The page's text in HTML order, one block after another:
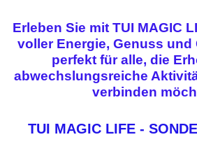
Erleben Sie mit TUI MAGIC
voller Energie, Genuss und
perfekt für alle, die
abwechslungsreiche
verbinden
TUI MAGIC LIFE -